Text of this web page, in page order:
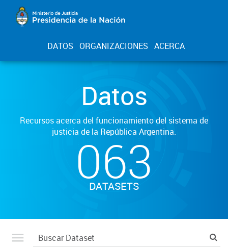
DATOS ORGANIZACIONES ACERCA
Datos
Recursos acerca del funcionamiento del sistema de
justicia de la República Argentina.
063
DATASETS